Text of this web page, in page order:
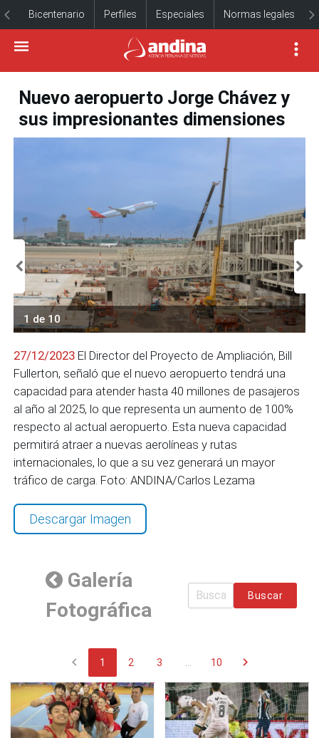
Bicentenario Perfiles Especiales Normas legales
Nuevo aeropuerto Jorge Chávez y
sus impresionantes dimensiones
1 de 10
27/12/2023 El Director del Proyecto de Ampliación, Bill
Fullerton, señaló que el nuevo aeropuerto tendrá una
capacidad para atender hasta 40 millones de pasajeros
al año al 2025, lo que representa un aumento de 100%
respecto al actual aeropuerto. Esta nueva capacidad
permitirá atraer a nuevas aerolíneas y rutas
internacionales, lo que a su vez generará un mayor
tráfico de carga. Foto: ANDINA/Carlos Lezama
Descargar Imagen
Galería
Fotográfica
Buscar
chevron_left 1 2 3 10 chevron_right